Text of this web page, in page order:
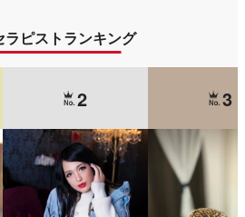
ラピストランキング
2 3